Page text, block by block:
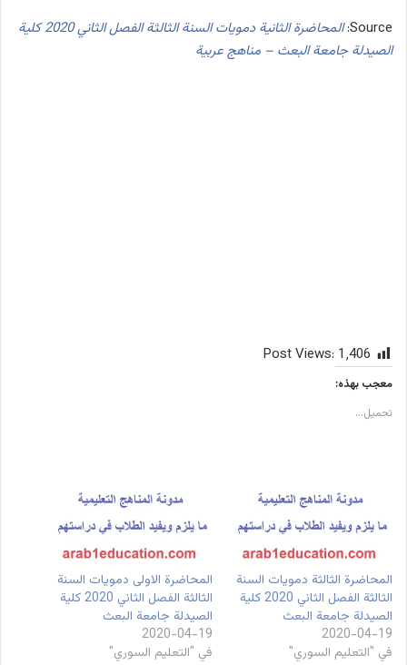
Source:
المحاضرة الثانية دمويات السنة الثالثة الفصل الثاني 2020 كلية
الصيدلة جامعة البعث – مناهج عربية
Post Views: 1٬406
معجب بهذه:
تحميل...
المحاضرة الثالثة دمويات السنة
الثالثة الفصل الثاني 2020 كلية
الصيدلة جامعة البعث
2020-04-19
في "التعليم السوري"
المحاضرة الاولى دمويات السنة
الثالثة الفصل الثاني 2020 كلية
الصيدلة جامعة البعث
2020-04-19
في "التعليم السوري"